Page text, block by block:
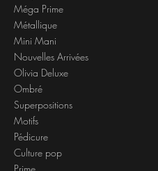
Méga Prime
Métallique
Mini Mani
Nouvelles Arrivées
Olivia Deluxe
Ombré
Superpositions
Motifs
Pédicure
Culture pop